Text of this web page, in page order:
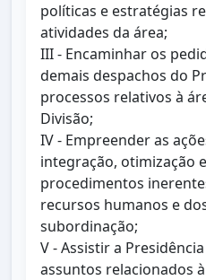
políticas e estratégias
atividades da área;
III - Encaminhar os
demais despachos do
processos relativos à
Divisão;
IV - Empreender as
integração, otimização
procedimentos
recursos humanos e
subordinação;
V - Assistir a
assuntos relacionados